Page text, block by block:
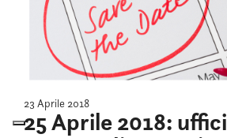
23 Aprile 2018
25 Aprile 2018: uffici